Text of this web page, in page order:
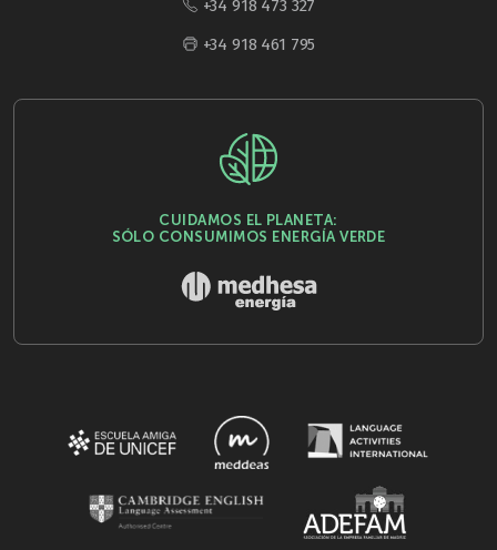
+34 918 473 327
+34 918 461 795
CUIDAMOS EL PLANETA:
SÓLO CONSUMIMOS ENERGÍA VERDE